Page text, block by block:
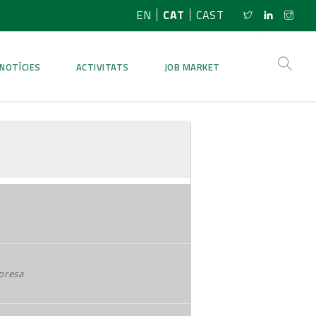
EN CAT CAST
NOTÍCIES ACTIVITATS JOB MARKET